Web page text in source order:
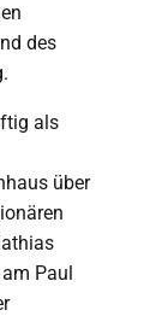
des
als
über
Paul